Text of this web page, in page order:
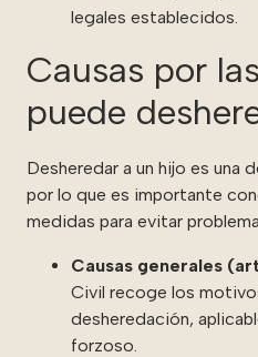
legales establecidos.
Causas por
puede
Desheredar a un hijo es una
por lo que es importante
medidas para evitar
Causas generales (
Civil recoge los
desheredación,
forzoso.